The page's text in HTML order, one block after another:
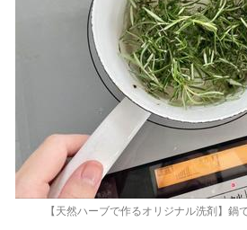
【天然ハーブで作るオリジナル洗剤】鍋